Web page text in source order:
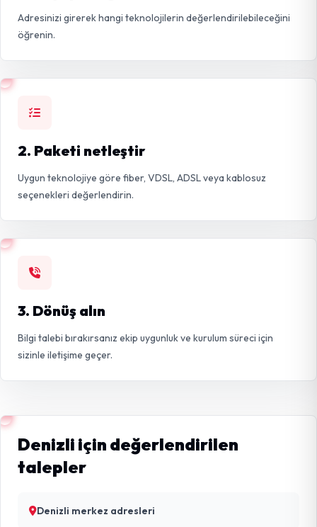
Adresinizi girerek hangi teknolojilerin değerlendirilebileceğini
öğrenin.
2. Paketi netleştir
Uygun teknolojiye göre fiber, VDSL, ADSL veya kablosuz
seçenekleri değerlendirin.
3. Dönüş alın
Bilgi talebi bırakırsanız ekip uygunluk ve kurulum süreci için
sizinle iletişime geçer.
Denizli için değerlendirilen
talepler
Denizli merkez adresleri